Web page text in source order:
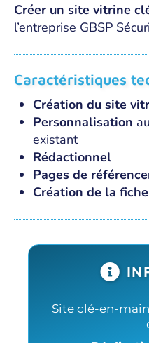
Créer un site vitrine
l’entreprise GBSP
Caractéristiques
Création du site
Personnalisation
existant
Rédactionnel
Pages de
Création de la
Site clé-en-